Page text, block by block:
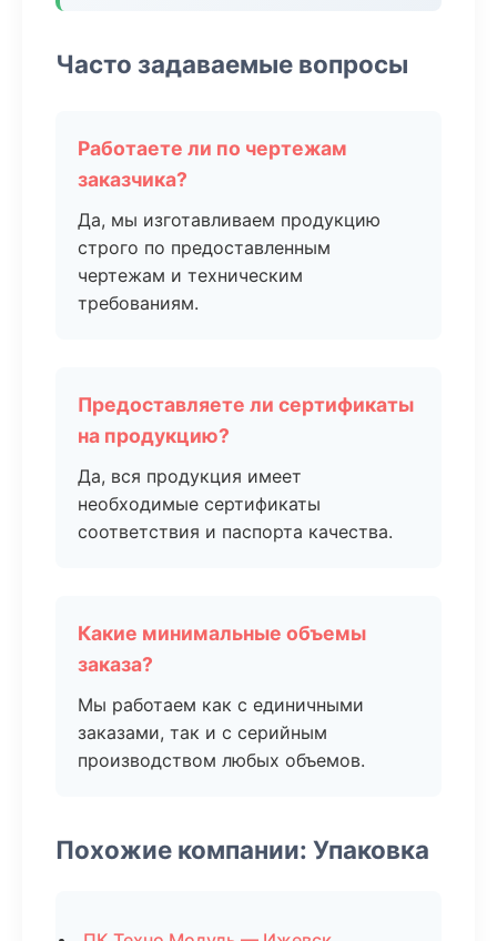
Часто задаваемые вопросы
Работаете ли по чертежам
заказчика?
Да, мы изготавливаем продукцию
строго по предоставленным
чертежам и техническим
требованиям.
Предоставляете ли сертификаты
на продукцию?
Да, вся продукция имеет
необходимые сертификаты
соответствия и паспорта качества.
Какие минимальные объемы
заказа?
Мы работаем как с единичными
заказами, так и с серийным
производством любых объемов.
Похожие компании: Упаковка